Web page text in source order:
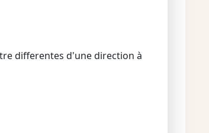
differentes d'une direction à